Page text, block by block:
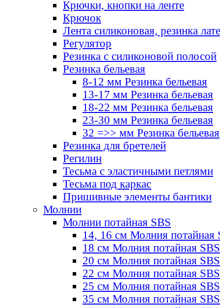
Крючки, кнопки на ленте
Крючок
Лента силиконовая, резинка
Регулятор
Резинка с силиконовой полосой
Резинка бельевая
8-12 мм Резинка бельевая
13-17 мм Резинка бельевая
18-22 мм Резинка бельевая
23-30 мм Резинка бельевая
32 =>> мм Резинка бельевая
Резинка для бретелей
Регилин
Тесьма с эластичными петлями
Тесьма под каркас
Пришивные элементы бантики
Молнии
Молнии потайная SBS
14, 16 см Молния потайная
18 см Молния потайная SBS
20 см Молния потайная SBS
22 см Молния потайная SBS
25 см Молния потайная SBS
35 см Молния потайная SBS